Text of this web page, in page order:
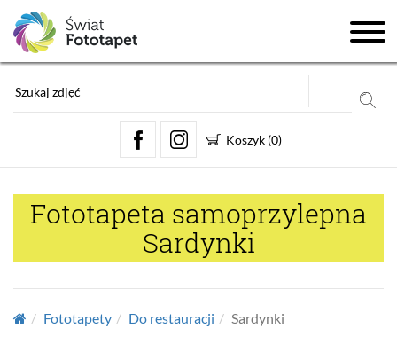
Koszyk (0)
Fototapeta samoprzylepna
Sardynki
Fototapety Do restauracji Sardynki